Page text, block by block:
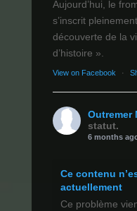
Aujourd’hui, le
s’inscrit
découverte de la
d’histoire ».
View on Facebook ·
Outremer
statut.
6 months
Ce contenu
actuellement
Ce problème